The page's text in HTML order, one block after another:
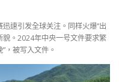
速引发全球关注。同样火爆“出
貌。2024年中央一号文件要求繁
”，被写入文件。